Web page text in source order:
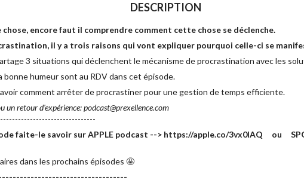
DESCRIPTION
encore faut il comprendre comment cette chose se déclenche.
il y a trois raisons qui vont expliquer pourquoi celle-ci se
3 situations qui déclenchent le mécanisme de procrastination avec les
bonne humeur sont au RDV dans cet épisode.
comment arrêter de procrastiner pour une gestion de temps efficiente.
un retour d'expérience: podcast@prexellence.com
faite-le savoir sur APPLE podcast --> https://apple.co/3vx0lAQ ou
dans les prochains épisodes 🤩